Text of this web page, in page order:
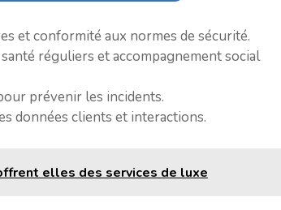
et conformité aux normes de sécurité.
réguliers et accompagnement social
prévenir les incidents.
données clients et interactions.
elles des services de luxe